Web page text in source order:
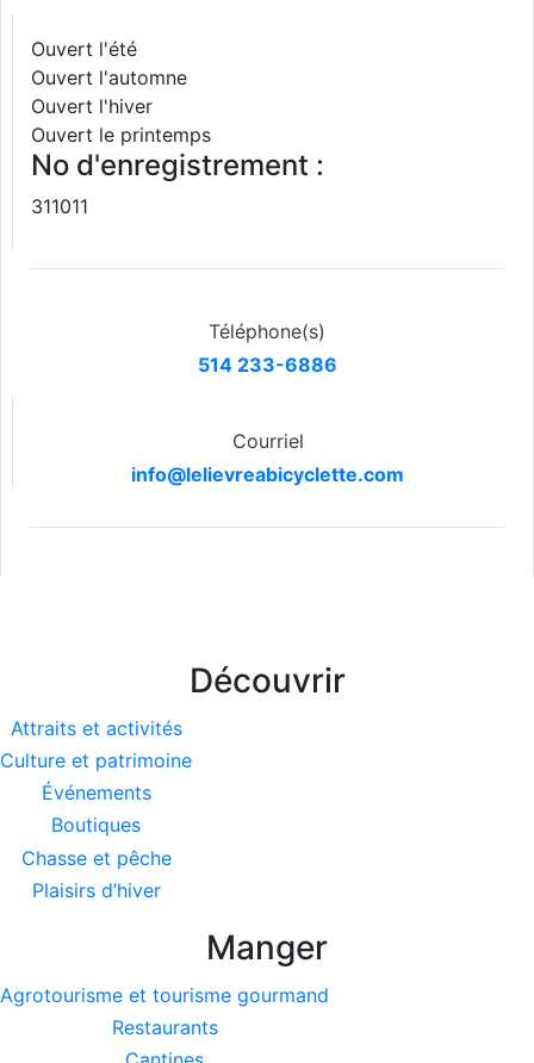
Ouvert l'été
Ouvert l'automne
Ouvert l'hiver
Ouvert le printemps
No d'enregistrement :
311011
Téléphone(s)
514 233-6886
Courriel
info@lelievreabicyclette.com
Découvrir
Attraits et activités
Culture et patrimoine
Événements
Boutiques
Chasse et pêche
Plaisirs d’hiver
Manger
Agrotourisme et tourisme gourmand
Restaurants